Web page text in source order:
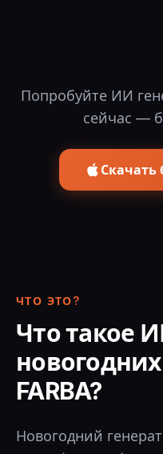
Попробуйте ИИ
сейчас —
Скачать
ЧТО ЭТО?
Что такое
FARBA?
Новогодний